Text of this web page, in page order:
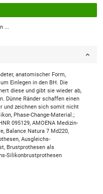
...
anatomischer Form,
Einlegen in den BH. Die
diese und gibt sie wieder ab,
Dünne Ränder schaffen einen
und zeichnen sich somit nicht
Phase-Change-Material.;
095129, AMOENA Medizin-
Balance Natura 7 Md220,
Ausgleichs-
Brustprothesen als
Silikonbrustprothesen